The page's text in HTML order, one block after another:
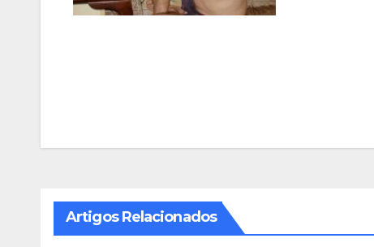
Artigos Relacionados